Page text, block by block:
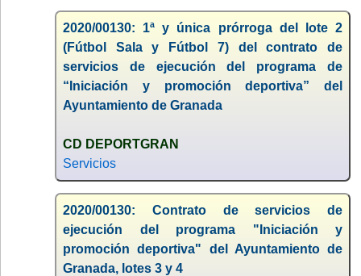
2020/00130: 1ª y única prórroga del lote 2
(Fútbol Sala y Fútbol 7) del contrato de
servicios de ejecución del programa de
“Iniciación y promoción deportiva” del
Ayuntamiento de Granada
CD DEPORTGRAN
Servicios
2020/00130: Contrato de servicios de
ejecución del programa "Iniciación y
promoción deportiva" del Ayuntamiento de
Granada, lotes 3 y 4